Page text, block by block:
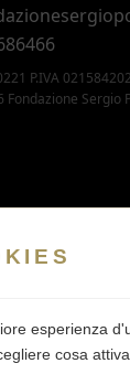
esperienza
cosa
P.IVA
Fondazione Sergio